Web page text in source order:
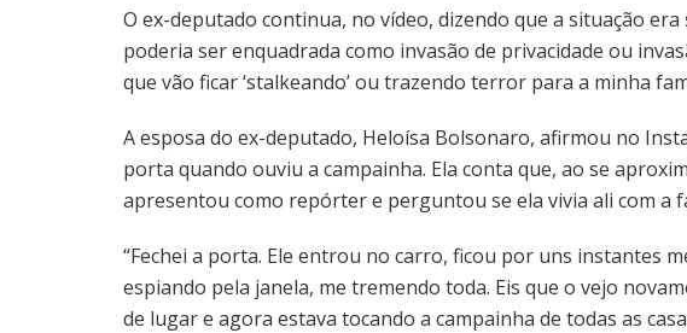
O ex-deputado continua, no vídeo, dizendo que a situação
poderia ser enquadrada como invasão de privacidade ou
que vão ficar ‘stalkeando’ ou trazendo terror para a minha
A esposa do ex-deputado, Heloísa Bolsonaro, afirmou no
porta quando ouviu a campainha. Ela conta que, ao se
apresentou como repórter e perguntou se ela vivia ali com a
“Fechei a porta. Ele entrou no carro, ficou por uns instantes
espiando pela janela, me tremendo toda. Eis que o vejo
de lugar e agora estava tocando a campainha de todas as